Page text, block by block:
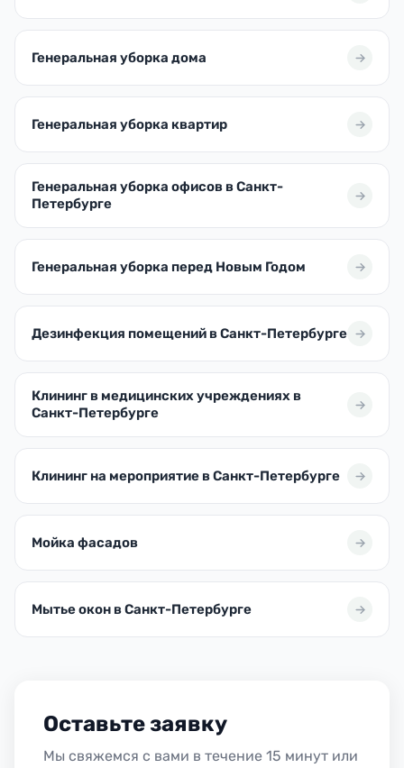
Генеральная уборка дома
Генеральная уборка квартир
Генеральная уборка офисов в Санкт-
Петербурге
Генеральная уборка перед Новым Годом
Дезинфекция помещений в Санкт-Петербурге
Клининг в медицинских учреждениях в
Санкт-Петербурге
Клининг на мероприятие в Санкт-Петербурге
Мойка фасадов
Мытье окон в Санкт-Петербурге
Оставьте заявку
Мы свяжемся с вами в течение 15 минут или